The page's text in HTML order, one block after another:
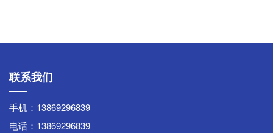
联系我们
手机：13869296839
电话：13869296839